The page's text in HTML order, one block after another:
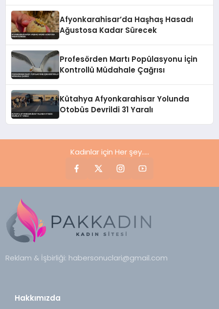
Afyonkarahisar’da Haşhaş Hasadı
Ağustosa Kadar Sürecek
Profesörden Martı Popülasyonu İçin
Kontrollü Müdahale Çağrısı
Kütahya Afyonkarahisar Yolunda
Otobüs Devrildi 31 Yaralı
Kadınlar için Her şey.....
Reklam & İşbirliği: habersonuclari@gmail.com
Hakkımızda